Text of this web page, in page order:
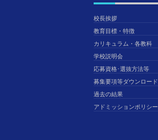
校長挨拶
教育目標・特徴
カリキュラム・各教科
学校説明会
応募資格･選抜方法等
募集要項等ダウンロード
過去の結果
アドミッションポリシー